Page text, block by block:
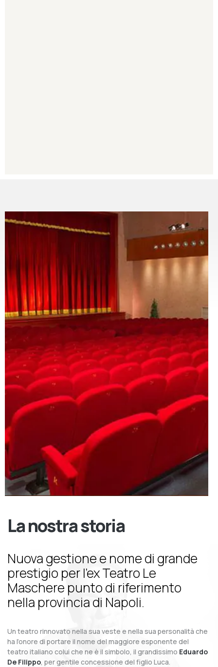
La nostra storia
Nuova gestione e nome di grande
prestigio per l’ex Teatro Le
Maschere punto di riferimento
nella provincia di Napoli.
Un teatro rinnovato nella sua veste e nella sua personalità che
ha l’onore di portare il nome del maggiore esponente del
teatro italiano colui che ne è il simbolo, il grandissimo Eduardo
De Filippo, per gentile concessione del figlio Luca.